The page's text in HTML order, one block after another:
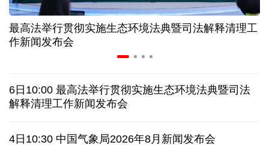
片区
美媒:多场景低成本应用 中国让AI变得更具实用价值
蓝厅观察丨被中方反制的7家美国实体有何来头？
最高法举行贯彻实施生态环境法典暨司法解释清理工
作新闻发布会
6日10:00 最高法举行贯彻实施生态环境法典暨司法
解释清理工作新闻发布会
4日10:30 中国气象局2026年8月新闻发布会